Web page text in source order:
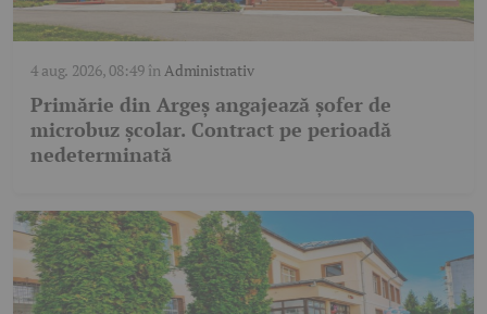
4 aug. 2026, 08:49înAdministrativ
Primărie din Argeș angajează șofer de
microbuz școlar. Contract pe perioadă
nedeterminată